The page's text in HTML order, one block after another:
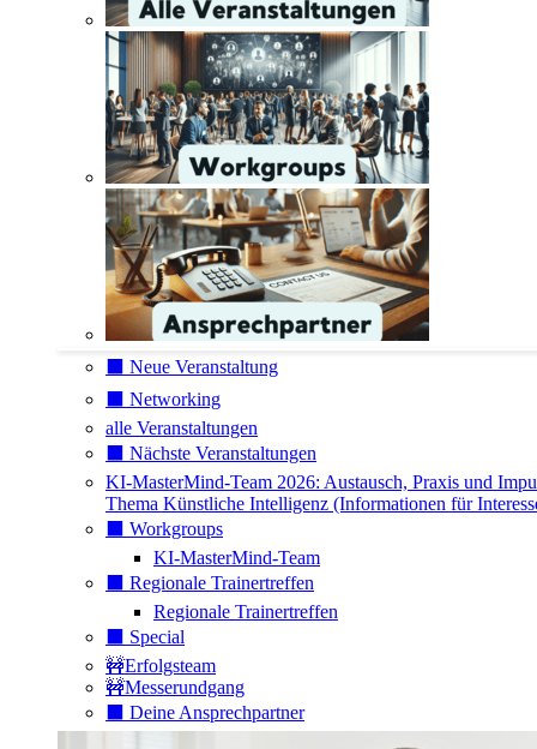
⬛️ Neue Veranstaltung
⬛️ Networking
alle Veranstaltungen
⬛️ Nächste Veranstaltungen
KI-MasterMind-Team 2026: Austausch, Praxis und
Thema Künstliche Intelligenz (Informationen für
⬛️ Workgroups
KI-MasterMind-Team
⬛️ Regionale Trainertreffen
Regionale Trainertreffen
⬛️ Special
🚧Erfolgsteam
🚧Messerundgang
⬛️ Deine Ansprechpartner